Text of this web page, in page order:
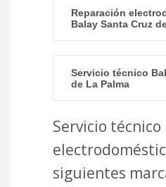
Reparación
Balay Santa Cruz
Servicio técnico
de La Palma
Servicio
siguientes